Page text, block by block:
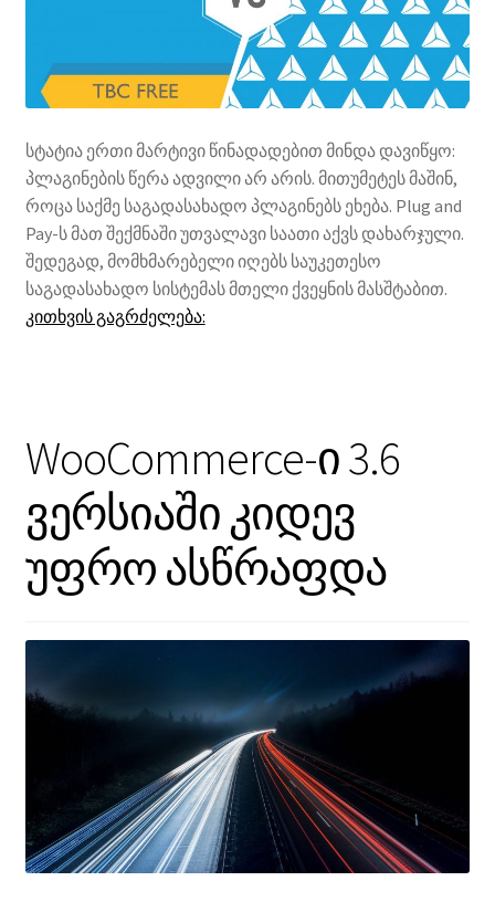
სტატია ერთი მარტივი წინადადებით მინდა დავიწყო:
პლაგინების წერა ადვილი არ არის. მითუმეტეს მაშინ,
როცა საქმე საგადასახადო პლაგინებს ეხება. Plug and
Pay-ს მათ შექმნაში უთვალავი საათი აქვს დახარჯული.
შედეგად, მომხმარებელი იღებს საუკეთესო
საგადასახადო სისტემას მთელი ქვეყნის მასშტაბით.
კითხვის გაგრძელება:რითი
პლაგინი
უფასოს?
WooCommerce-ი 3.6
ვერსიაში კიდევ
უფრო ასწრაფდა